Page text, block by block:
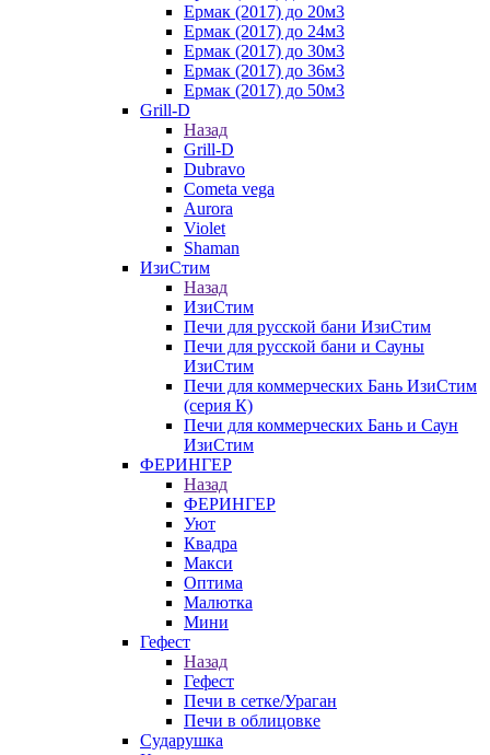
Ермак (2017) до 20м3
Ермак (2017) до 24м3
Ермак (2017) до 30м3
Ермак (2017) до 36м3
Ермак (2017) до 50м3
Grill-D
Назад
Grill-D
Dubravo
Cometa vega
Aurora
Violet
Shaman
ИзиСтим
Назад
ИзиСтим
Печи для русской бани ИзиСтим
Печи для русской бани и Сауны
ИзиСтим
Печи для коммерческих Бань ИзиСтим
(серия К)
Печи для коммерческих Бань и Саун
ИзиСтим
ФЕРИНГЕР
Назад
ФЕРИНГЕР
Уют
Квадра
Макси
Оптима
Малютка
Мини
Гефест
Назад
Гефест
Печи в сетке/Ураган
Печи в облицовке
Сударушка